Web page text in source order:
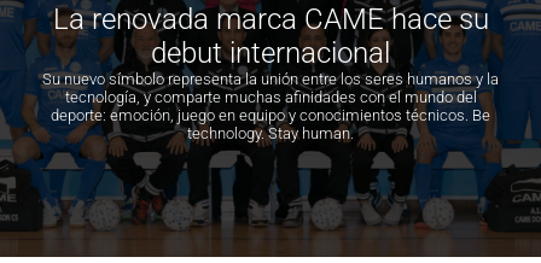
La renovada marca CAME hace su
debut internacional
Su nuevo símbolo representa la unión entre los seres humanos y la
tecnología, y comparte muchas afinidades con el mundo del
deporte: emoción, juego en equipo y conocimientos técnicos. Be
technology. Stay human.